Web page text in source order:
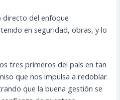
directo del enfoque
en seguridad, obras, y lo
tres primeros del país en tan
que nos impulsa a redoblar
que la buena gestión se